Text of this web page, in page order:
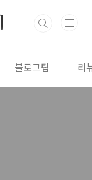
블로그팁 리